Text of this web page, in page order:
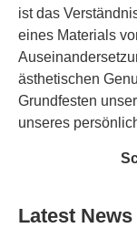
ist das
eines Materials
ästhetischen
Grundfesten
unseres
Latest News